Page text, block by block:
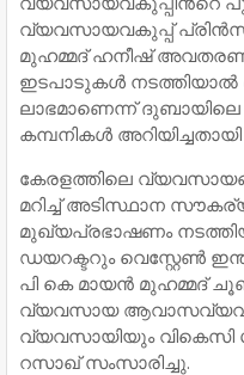
വ്യവസായവകുപ്പ്
മുഹമ്മദ് ഹനീഷ് അവതരണം
ഇടപാടുകള്‍ നടത്തിയാല്‍
ലാഭമാണെന്ന് ദുബായിലെ
കമ്പനികള്‍ അറിയിച്ചതായി
കേരളത്തിലെ
മറിച്ച് അടിസ്ഥാന
മുഖ്യപ്രഭാഷണം
ഡയറക്ടറും വെസ്റ്റേണ്‍
പി കെ മായന്‍ മുഹമ്മദ്
വ്യവസായ
വ്യവസായിയും വികെസി
റസാഖ് സംസാരിച്ചു.